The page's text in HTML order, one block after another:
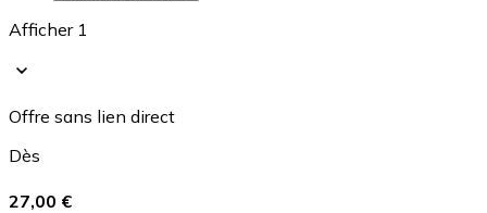
Afficher 1
Offre sans lien direct
Dès
27,00 €